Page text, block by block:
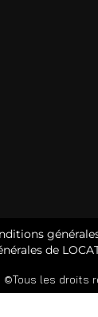
de
©Tous les droits